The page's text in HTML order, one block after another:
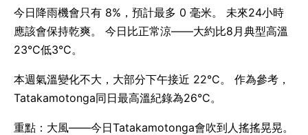
今日降雨機會只有 8%，預計最多 0 毫米。 未來24小時
應該會保持乾爽。 今日比正常涼——大約比8月典型高溫
23°C低3°C。
本週氣溫變化不大，大部分下午接近 22°C。 作為參考，
Tatakamotonga同日最高溫紀錄為26°C。
重點：大風——今日Tatakamotonga會吹到人搖搖晃晃。